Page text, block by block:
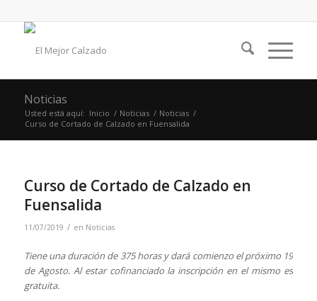
Noticias
Usted está aquí: Inicio / Noticias / Noticias /
Curso de Cortado de Calzado en Fuensalida
Curso de Cortado de Calzado en
Fuensalida
11/07/2019 / en Noticias
Tiene una duración de 375 horas y dará comienzo el próximo 19
de Agosto. Al estar cofinanciado la inscripción en el mismo es
gratuita.